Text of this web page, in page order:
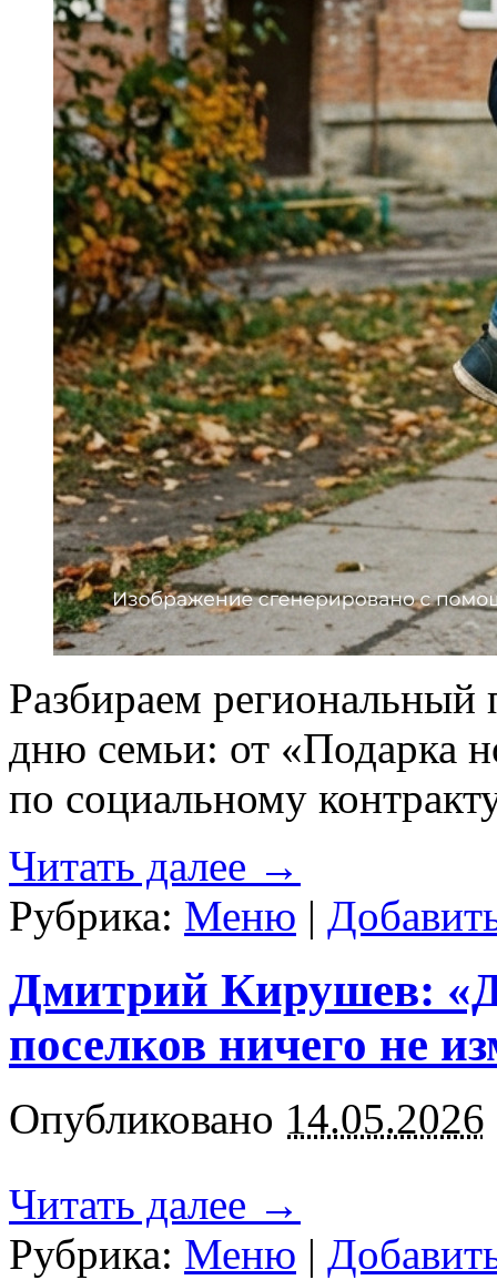
Разбираем
дню семьи: от «Подарка
по социальному
Читать далее →
Рубрика: Меню |
Дмитрий Кирушев:
поселков ничего не
Опубликовано 14.05.2026
Читать далее →
Рубрика: Меню |